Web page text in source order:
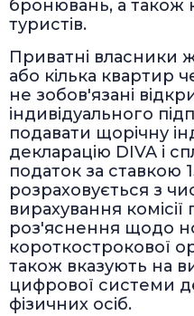
бронювань, а також
туристів.
Приватні власники
або кілька квартир
не зобов'язані
індивідуального
подавати щорічну
декларацію DIVA і
податок за ставкою
розраховується з
вирахування
роз'яснення щодо
короткострокової
також вказують на
цифрової системи
фізичних осіб.